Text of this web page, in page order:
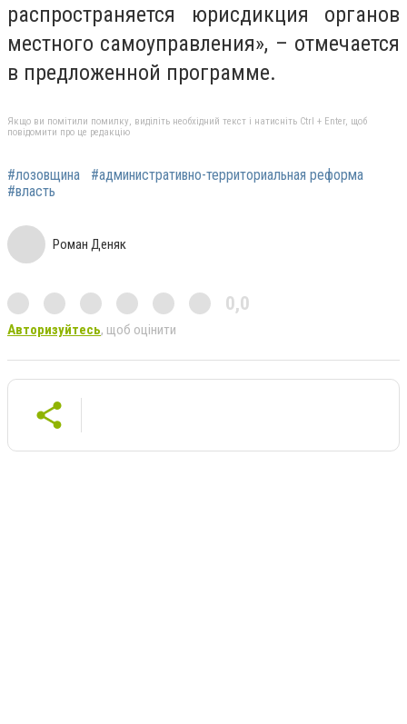
распространяется юрисдикция органов
местного самоуправления», – отмечается
в предложенной программе.
Якщо ви помітили помилку, виділіть необхідний текст і натисніть Ctrl + Enter, щоб
повідомити про це редакцію
#лозовщина
#административно-территориальная реформа
#власть
Роман Деняк
0,0
Авторизуйтесь, щоб оцінити